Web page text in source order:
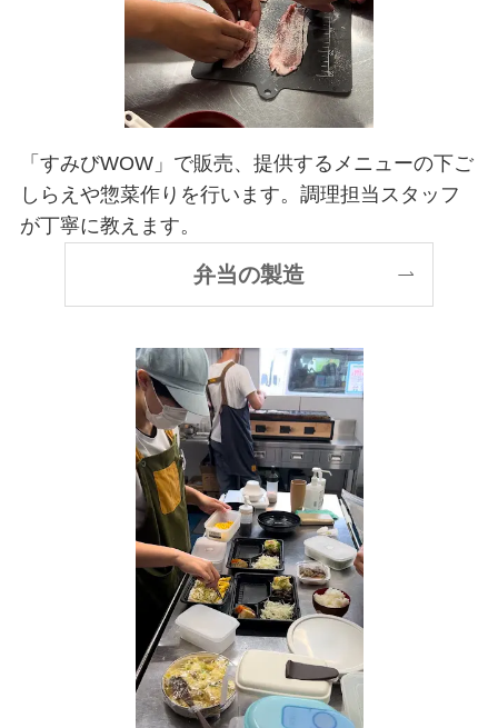
「すみびWOW」で販売、提供するメニューの下ご
しらえや惣菜作りを行います。調理担当スタッフ
が丁寧に教えます。
弁当の製造